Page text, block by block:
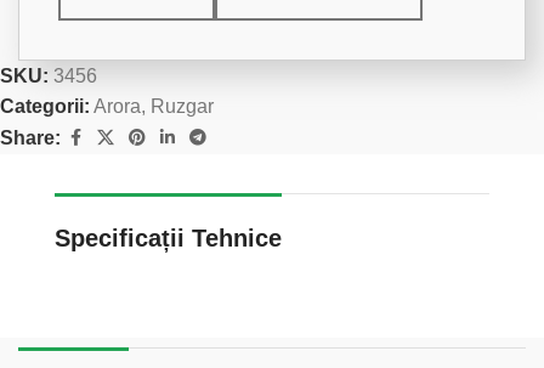
SKU: 3456
Categorii: Arora, Ruzgar
Share:
Specificații Tehnice